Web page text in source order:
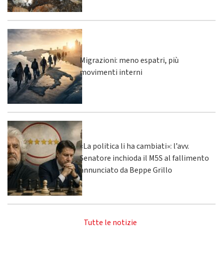
Migrazioni: meno espatri, più
movimenti interni
«La politica li ha cambiati»: l’avv.
Senatore inchioda il M5S al fallimento
annunciato da Beppe Grillo
Tutte le notizie